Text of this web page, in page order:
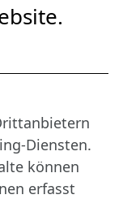
verbunden:
Filmtage
Diensten.
können
erfasst